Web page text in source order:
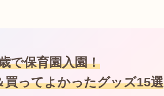
で保育園入園！
買ってよかったグッズ15選